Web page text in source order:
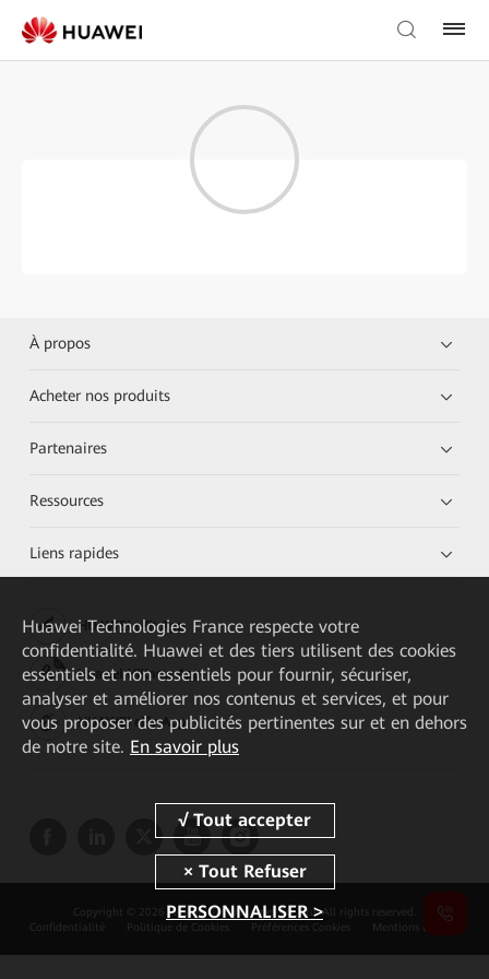
À propos
Acheter nos produits
Partenaires
Ressources
Liens rapides
HUAWEI eKit App
Huawei HiKnow App
HUAWEI eFly App
Copyright © 2026 Huawei Technologies Co., Ltd. All rights reserved.
Confidentialité
Politique de Cookies Préférences Cookies Mentions Légales
Huawei Technologies France respecte votre
confidentialité. Huawei et des tiers utilisent des cookies
essentiels et non essentiels pour fournir, sécuriser,
analyser et améliorer nos contenus et services, et pour
vous proposer des publicités pertinentes sur et en dehors
de notre site. En savoir plus
PERSONNALISER >